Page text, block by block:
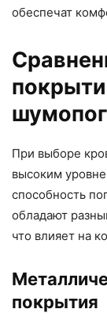
обеспечат
При выборе
высоким
способность
обладают
что влияет на
покрытия